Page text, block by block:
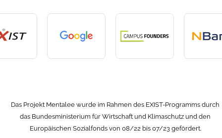
Das Projekt Mentalee wurde im Rahmen des EXIST-Programms durch
das Bundesministerium für Wirtschaft und Klimaschutz und den
Europäischen Sozialfonds von 08/22 bis 07/23 gefördert.